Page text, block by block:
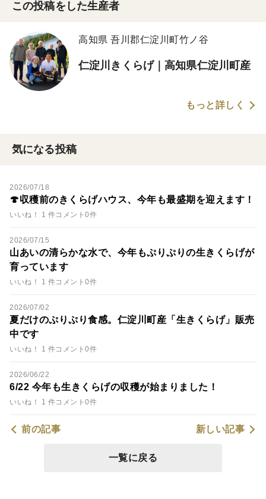
この投稿をした生産者
高知県 吾川郡仁淀川町竹ノ谷
仁淀川きくらげ｜高知県仁淀川町産
もっと詳しく
気になる投稿
2026/07/18
🍄収穫前のきくらげハウス、今年も最盛期を迎えます！
いいね！ 1 件コメント0件
2026/07/15
山あいの清らかな水で、今年もぷりぷりの生きくらげが
育っています
いいね！ 1 件コメント0件
2026/07/02
夏だけのぷりぷり食感。仁淀川町産「生きくらげ」販売
中です
いいね！ 1 件コメント0件
2026/06/22
6/22 今年も生きくらげの収穫が始まりました！
いいね！ 1 件コメント0件
前の記事 新しい記事
一覧に戻る